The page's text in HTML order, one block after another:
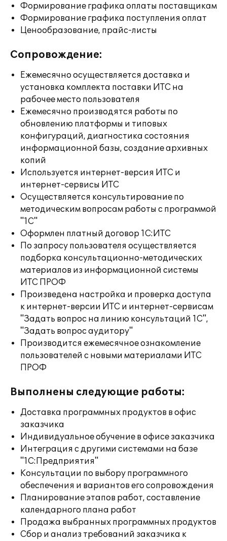
Формирование графика оплаты поставщикам
Формирование графика поступления оплат
Ценообразование, прайс-листы
Сопровождение:
Ежемесячно осуществляется доставка и
установка комплекта поставки ИТС на
рабочее место пользователя
Ежемесячно производятся работы по
обновлению платформы и типовых
конфигураций, диагностика состояния
информационной базы, создание архивных
копий
Используется интернет-версия ИТС и
интернет-сервисы ИТС
Осуществляется консультирование по
методическим вопросам работы с программой
"1С"
Оформлен платный договор 1С:ИТС
По запросу пользователя осуществляется
подборка консультационно-методических
материалов из информационной системы
ИТС ПРОФ
Произведена настройка и проверка доступа
к интернет-версии ИТС и интернет-сервисам
"Задать вопрос на линию консультаций 1С",
"Задать вопрос аудитору"
Производится ежемесячное ознакомление
пользователей с новыми материалами ИТС
ПРОФ
Выполнены следующие работы:
Доставка программных продуктов в офис
заказчика
Индивидуальное обучение в офисе заказчика
Интеграция с другими системами на базе
"1С:Предприятия"
Консультации по выбору программного
обеспечения и вариантов его сопровождения
Планирование этапов работ, составление
календарного плана работ
Продажа выбранных программных продуктов
Сбор и анализ требований заказчика к